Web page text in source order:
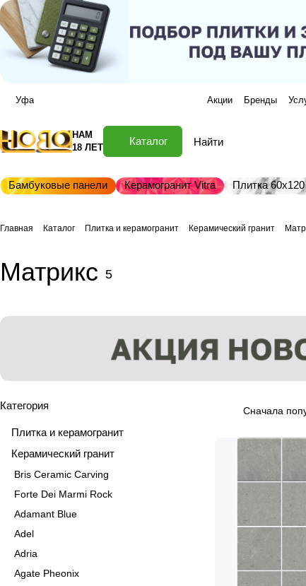
Уфа Акции Бренды
НАМ
18 ЛЕТ
Каталог
Бамбуковые панели Керамогранит Vitra Плитка
Главная Каталог Плитка и керамогранит Керамический гранит
Матрикс 5
Сначала
Категория
Плитка и керамогранит
Керамический гранит
Bris Ceramic Carving
Forte Dei Marmi Rock
Adamant Blue
Adel
Adria
Agate Pheonix